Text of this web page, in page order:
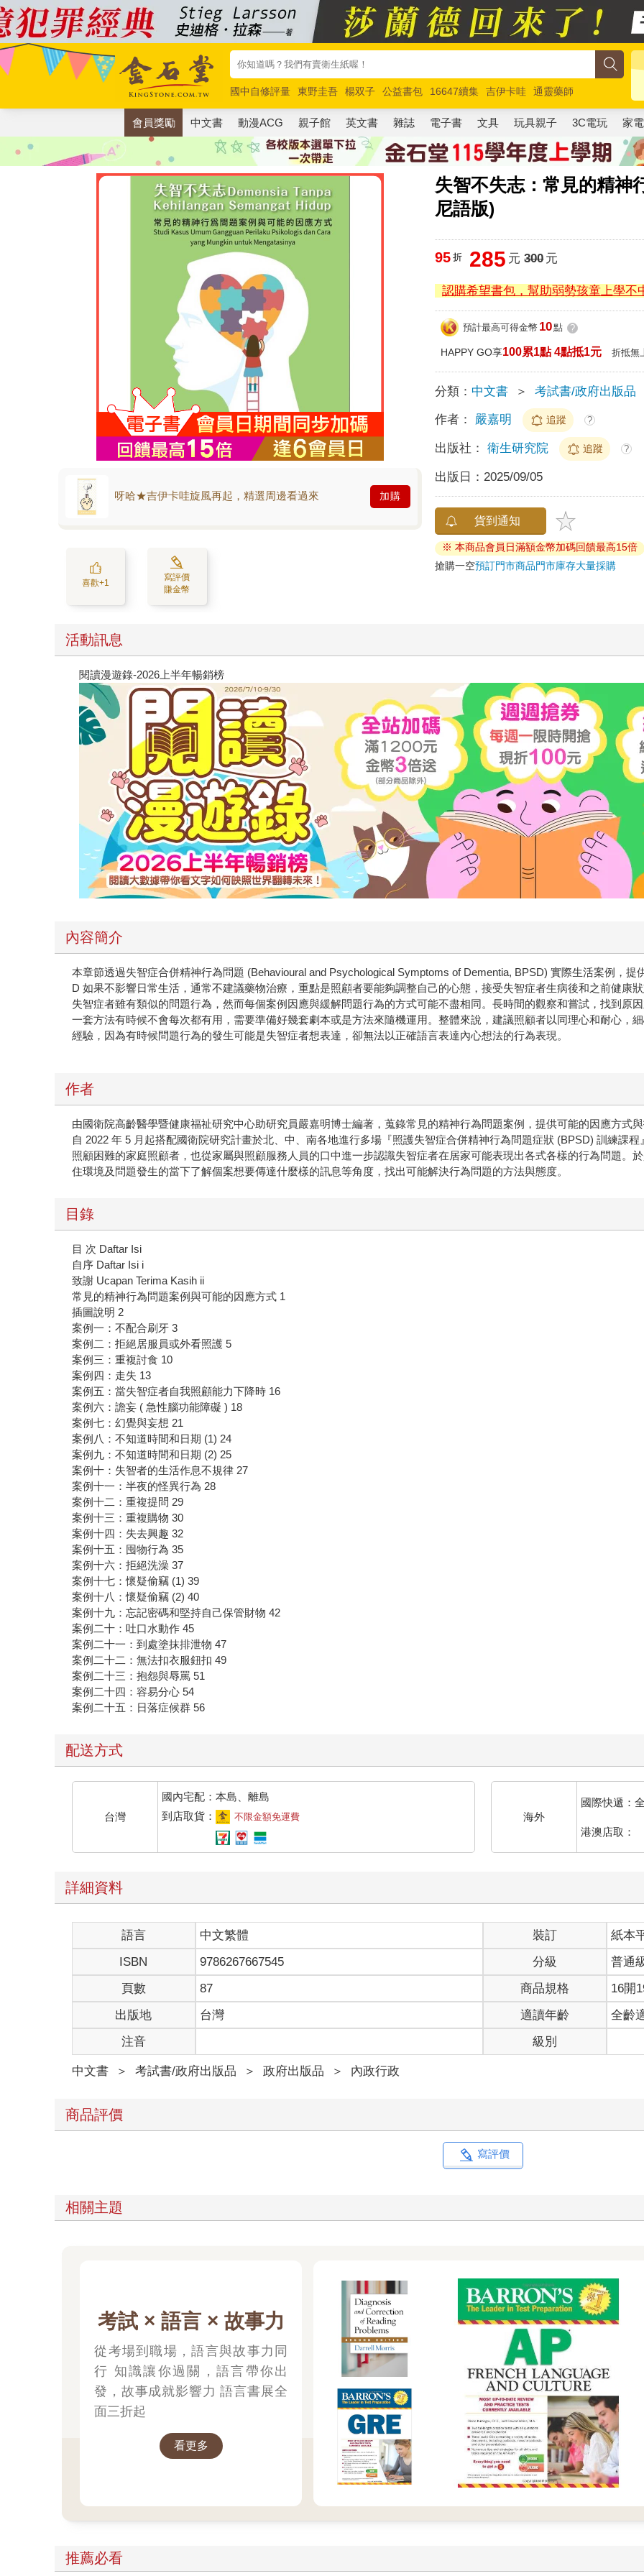
國中自修評量 東野圭吾 楊双子 公益書包 16647續集 吉伊卡哇
通靈藥師
唯紅花綻放
奧德賽 路邊攤新作 馬斯克 玩具總動員5 超慢跑
會員獎勵 中文書 動漫ACG 親子館 英文書 雜誌 電子書 文具 玩具親子 3C電玩 家電
失智不失志：常見的精神
尼語版)
呀哈★吉伊卡哇旋風再起，精選周邊看過來 加購
喜歡+1
寫評價
賺金幣
95 折 285 元 300元
認購希望書包，幫助弱勢孩童上學不
預計最高可得金幣 10點 ?
HAPPY GO享100累1點 4點抵1元 折抵無
分類： 中文書 ＞ 考試書/政府出版品
作者： 嚴嘉明 追蹤 ?
出版社： 衛生研究院 追蹤 ?
出版日： 2025/09/05
貨到通知
※ 本商品會員日滿額金幣加碼回饋最高15倍
搶購一空預訂門市商品門市庫存大量採購
活動訊息
閱讀漫遊錄-2026上半年暢銷榜
內容簡介
本章節透過失智症合併精神行為問題 (Behavioural and Psychological Symptoms of Dementia, BPSD) 實際生活案例，
D 如果不影響日常生活，通常不建議藥物治療，重點是照顧者要能夠調整自己的心態，接受失智症者生病後和之前健康
失智症者雖有類似的問題行為，然而每個案例因應與緩解問題行為的方式可能不盡相同。長時間的觀察和嘗試，找到原
一套方法有時候不會每次都有用，需要準備好幾套劇本或是方法來隨機運用。整體來說，建議照顧者以同理心和耐心，
經驗，因為有時候問題行為的發生可能是失智症者想表達，卻無法以正確語言表達內心想法的行為表現。
作者
由國衛院高齡醫學暨健康福祉研究中心助研究員嚴嘉明博士編著，蒐錄常見的精神行為問題案例，提供可能的因應方式
自 2022 年 5 月起搭配國衛院研究計畫於北、中、南各地進行多場『照護失智症合併精神行為問題症狀 (BPSD) 訓練課
照顧困難的家庭照顧者，也從家屬與照顧服務人員的口中進一步認識失智症者在居家可能表現出各式各樣的行為問題。
住環境及問題發生的當下了解個案想要傳達什麼樣的訊息等角度，找出可能解決行為問題的方法與態度。
目錄
目 次 Daftar Isi
自序 Daftar Isi i
致謝 Ucapan Terima Kasih ii
常見的精神行為問題案例與可能的因應方式 1
插圖說明 2
案例一：不配合刷牙 3
案例二：拒絕居服員或外看照護 5
案例三：重複討食 10
案例四：走失 13
案例五：當失智症者自我照顧能力下降時 16
案例六：譫妄 ( 急性腦功能障礙 ) 18
案例七：幻覺與妄想 21
案例八：不知道時間和日期 (1) 24
案例九：不知道時間和日期 (2) 25
案例十：失智者的生活作息不規律 27
案例十一：半夜的怪異行為 28
案例十二：重複提問 29
案例十三：重複購物 30
案例十四：失去興趣 32
案例十五：囤物行為 35
案例十六：拒絕洗澡 37
案例十七：懷疑偷竊 (1) 39
案例十八：懷疑偷竊 (2) 40
案例十九：忘記密碼和堅持自己保管財物 42
案例二十：吐口水動作 45
案例二十一：到處塗抹排泄物 47
案例二十二：無法扣衣服鈕扣 49
案例二十三：抱怨與辱罵 51
案例二十四：容易分心 54
案例二十五：日落症候群 56
配送方式
台灣
國內宅配：本島、離島
到店取貨：
不限金額免運費 海外
國際快遞：
港澳店取：
詳細資料
語言 中文繁體 裝訂
紙本
ISBN
9786267667545 分級
普通
頁數
87 商品規格
16開
出版地
台灣 適讀年齡
全齡
注音
級別
中文書 ＞ 考試書/政府出版品 ＞ 政府出版品 ＞ 內政行政
商品評價
寫評價
相關主題
考試 × 語言 × 故事力
從考場到職場，語言與故事力同
行 知識讓你過關，語言帶你出
發，故事成就影響力 語言書展全
面三折起
看更多
推薦必看